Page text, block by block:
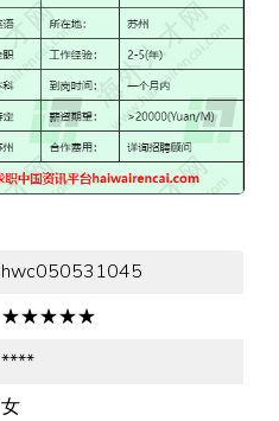
hwc050531045
★★★★★
****
女